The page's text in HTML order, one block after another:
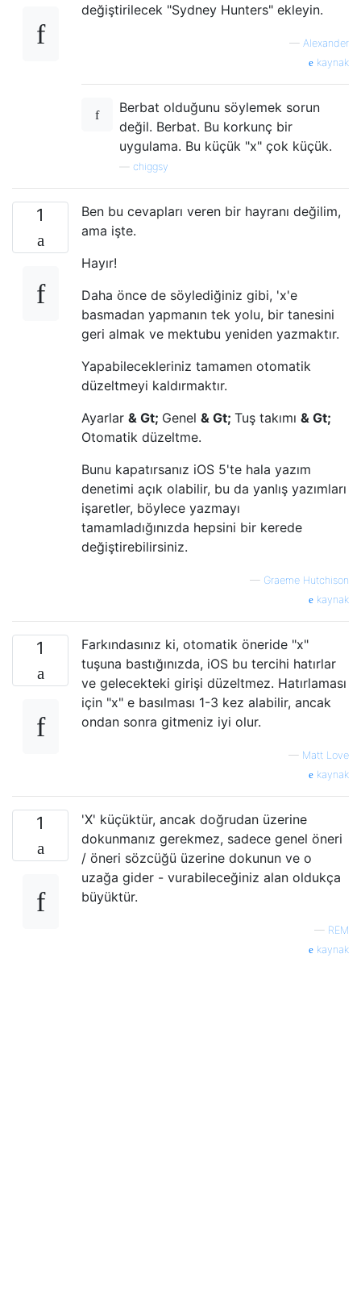
değiştirilecek "Sydney Hunters" ekleyin.
— Alexander
kaynak
Berbat olduğunu söylemek sorun
değil. Berbat. Bu korkunç bir
uygulama. Bu küçük "x" çok küçük.
chiggsy
1
Ben bu cevapları veren bir hayranı değilim,
ama işte.
Hayır!
Daha önce de söylediğiniz gibi, 'x'e
basmadan yapmanın tek yolu, bir tanesini
geri almak ve mektubu yeniden yazmaktır.
Yapabilecekleriniz tamamen otomatik
düzeltmeyi kaldırmaktır.
Ayarlar & Gt; Genel & Gt; Tuş takımı & Gt;
Otomatik düzeltme.
Bunu kapatırsanız iOS 5'te hala yazım
denetimi açık olabilir, bu da yanlış yazımları
işaretler, böylece yazmayı
tamamladığınızda hepsini bir kerede
değiştirebilirsiniz.
— Graeme Hutchison
kaynak
1
Farkındasınız ki, otomatik öneride "x"
tuşuna bastığınızda, iOS bu tercihi hatırlar
ve gelecekteki girişi düzeltmez. Hatırlaması
için "x" e basılması 1-3 kez alabilir, ancak
ondan sonra gitmeniz iyi olur.
— Matt Love
kaynak
1
'X' küçüktür, ancak doğrudan üzerine
dokunmanız gerekmez, sadece genel öneri
/ öneri sözcüğü üzerine dokunun ve o
uzağa gider - vurabileceğiniz alan oldukça
büyüktür.
— REM
kaynak